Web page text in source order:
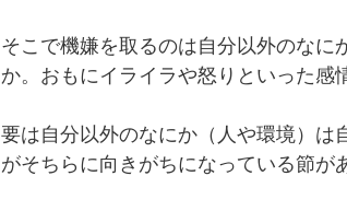
そこで機嫌を取るのは自分以外のなに
か。おもにイライラや怒りといった感
要は自分以外のなにか（人や環境）は
がそちらに向きがちになっている節が